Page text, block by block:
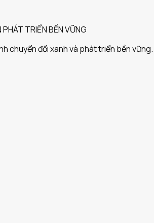
TRIỂN BỀN VỮNG
chuyển đổi xanh và phát triển bền vững.